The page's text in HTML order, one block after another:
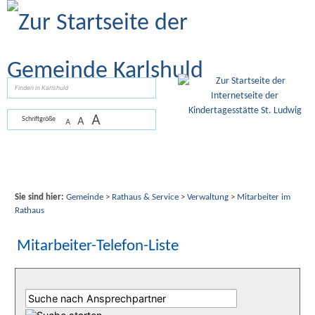
Zum Inhalt
Schriftgröße A A A
Sie sind hier: Gemeinde> Rathaus & Service> Verwaltung> Mitarbeiter im
Rathaus
Mitarbeiter-Telefon-Liste